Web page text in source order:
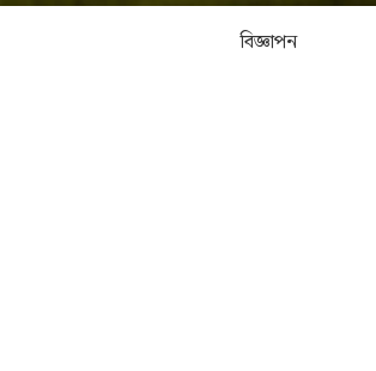
বিজ্ঞাপন